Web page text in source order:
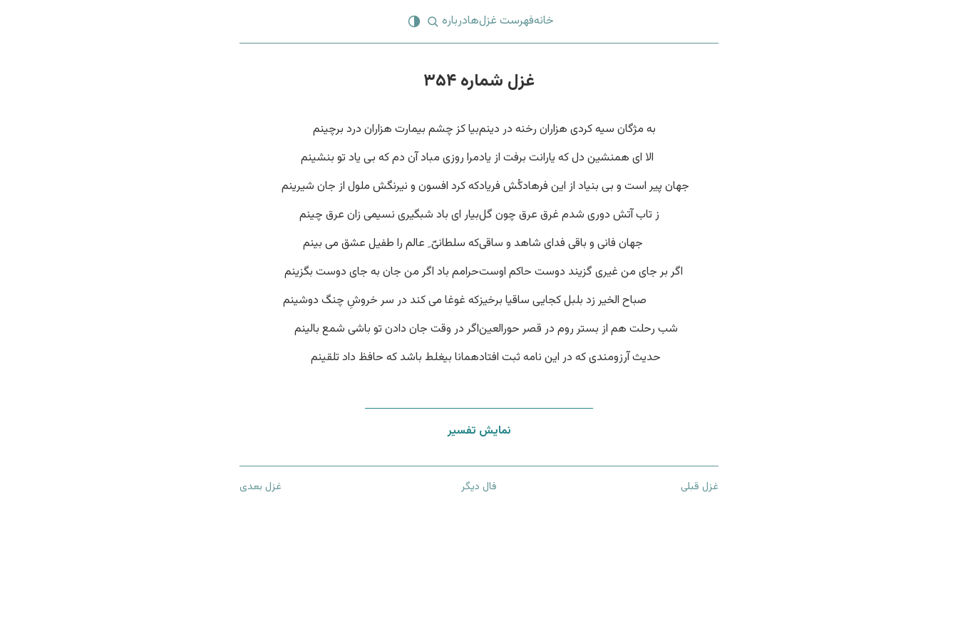
خانهفهرست غزل‌هادرباره
غزل شماره ۳۵۴
به مژگان سیه کردی هزاران رخنه در دینمبیا کز چشم بیمارت هزاران درد برچینم
الا ای همنشین دل که یارانت برفت از یادمرا روزی مباد آن دم که بی یاد تو بنشینم
جهان پیر است و بی بنیاد از این فرهادکُش فریادکه کرد افسون و نیرنگش ملول از جان شیرینم
ز تاب آتش دوری شدم غرق عرق چون گلبیار ای باد شبگیری نسیمی زان عرق چینم
جهان فانی و باقی فدای شاهد و ساقیکه سلطانیّ ِ عالم را طفیل عشق می بینم
اگر بر جای من غیری گزیند دوست حاکم اوستحرامم باد اگر من جان به جای دوست بگزینم
صباح الخیر زد بلبل کجایی ساقیا برخیزکه غوغا می کند در سر خروشِ چنگ دوشینم
شب رحلت هم از بستر روم در قصر حورالعیناگر در وقت جان دادن تو باشی شمع بالینم
حدیث آرزومندی که در این نامه ثبت افتادهمانا بیغلط باشد که حافظ داد تلقینم
نمایش تفسیر
غزل قبلی فال دیگر غزل بعدی